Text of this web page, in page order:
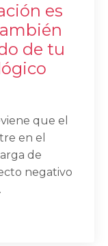
es
de tu
que el
en el
de
negativo